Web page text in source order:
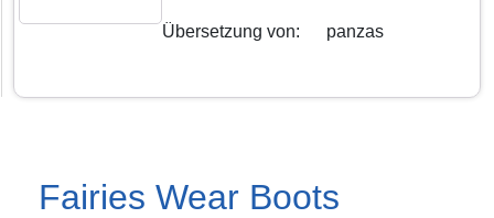
Übersetzung von: panzas
Fairies Wear Boots